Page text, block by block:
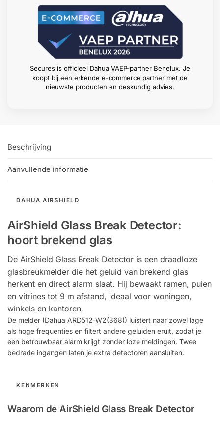
Secures is officieel Dahua VAEP-partner Benelux. Je
koopt bij een erkende e-commerce partner met de
nieuwste producten en deskundig advies.
Beschrijving
Aanvullende informatie
DAHUA AIRSHIELD
AirShield Glass Break Detector:
hoort brekend glas
De AirShield Glass Break Detector is een draadloze
glasbreukmelder die het geluid van brekend glas
herkent en direct alarm slaat. Hij bewaakt ramen, puien
en vitrines tot 9 m afstand, ideaal voor woningen,
winkels en kantoren.
De melder (Dahua ARD512-W2(868)) luistert naar zowel lage
als hoge frequenties en filtert andere geluiden eruit, zodat je
een betrouwbaar alarm krijgt zonder loze meldingen. Twee
bedrade ingangen laten je extra detectoren aansluiten.
KENMERKEN
Waarom de AirShield Glass Break Detector